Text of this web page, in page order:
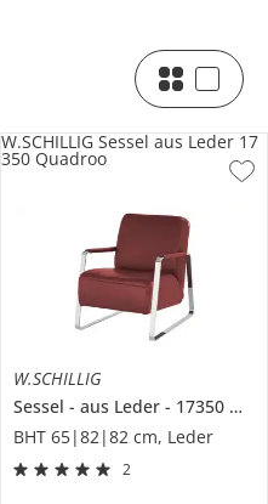
W.SCHILLIG
Sessel
aus Leder
17350 Quadroo
BHT 65|82|82 cm, Leder
2
W.SCHILLIG Sessel aus Leder 17
350 Quadroo